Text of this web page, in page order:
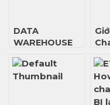
DATA
WAREHOUSE
TRỮ BẢNG
CHIỀU